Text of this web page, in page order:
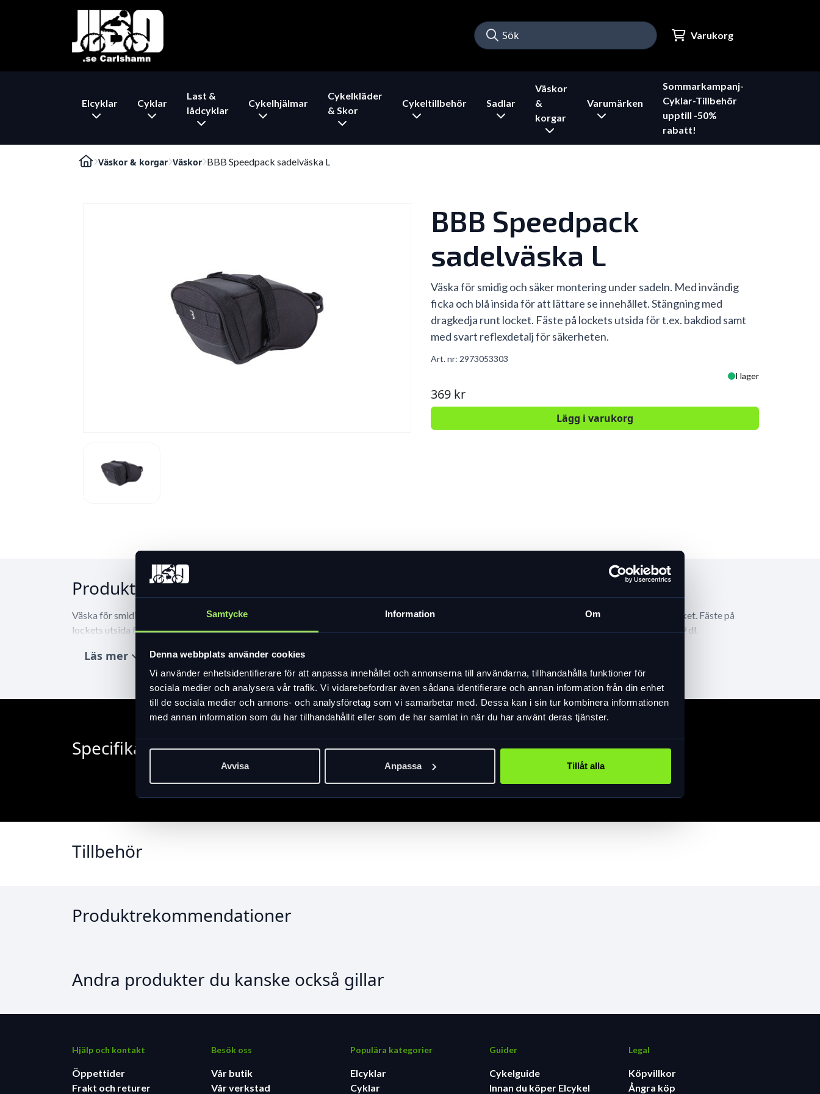
Samtycke Information Om
Denna webbplats använder cookies
Vi använder enhetsidentifierare för att anpassa innehållet och annonserna till användarna, tillhandahålla funktioner för
sociala medier och analysera vår trafik. Vi vidarebefordrar även sådana identifierare och annan information från din enhet
till de sociala medier och annons- och analysföretag som vi samarbetar med. Dessa kan i sin tur kombinera informationen
med annan information som du har tillhandahållit eller som de har samlat in när du har använt deras tjänster.
Avvisa Anpassa Tillåt alla
Varukorg
Elcyklar Cyklar
Last &
lådcyklar
Cykelhjälmar
Cykelkläder
& Skor
Cykeltillbehör Sadlar
Väskor
&
korgar
Varumärken
Sommarkampanj-
Cyklar-Tillbehör
upptill -50%
rabatt!
Väskor & korgar Väskor BBB Speedpack sadelväska L
BBB Speedpack
sadelväska L
Väska för smidig och säker montering under sadeln. Med invändig
ficka och blå insida för att lättare se innehållet. Stängning med
dragkedja runt locket. Fäste på lockets utsida för t.ex. bakdiod samt
med svart reflexdetalj för säkerheten.
Art. nr: 2973053303
I lager
369 kr
Lägg i varukorg
Produktinformation
Väska för smidig och säker montering under sadeln. Med invändig ficka och blå insida för att lättare se innehållet. Stängning med dragkedja runt locket. Fäste på
lockets utsida för t.ex. bakdiod samt med svart reflexdetalj för säkerheten. Fästes med kardborreband runt railsen och gummifäste runt sadelrör. 6,9 dl.
Läs mer expand_more
Specifikation
Tillbehör
Produktrekommendationer
Andra produkter du kanske också gillar
Hjälp och kontakt
Öppettider
Frakt och returer
Besök oss
Vår butik
Vår verkstad
Populära kategorier
Elcyklar
Cyklar
Guider
Cykelguide
Innan du köper Elcykel
Legal
Köpvillkor
Ångra köp